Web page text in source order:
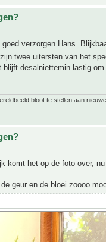
verzorgen Hans.
twee uitersten van het
desalniettemin lastig
bloot te stellen aan
komt het op de foto over,
geur en de bloei zoooo